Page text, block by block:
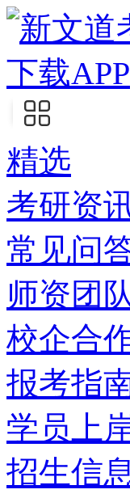
下载APP
精选
考研资
常见问
师资团
校企合
报考指
学员上
招生信